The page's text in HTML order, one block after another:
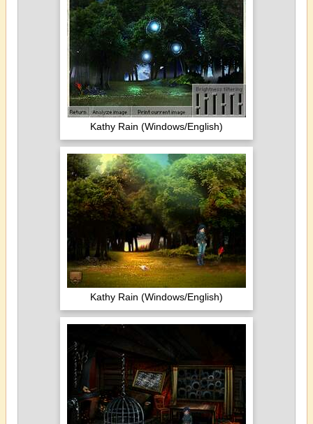
Kathy Rain (Windows/English)
Kathy Rain (Windows/English)